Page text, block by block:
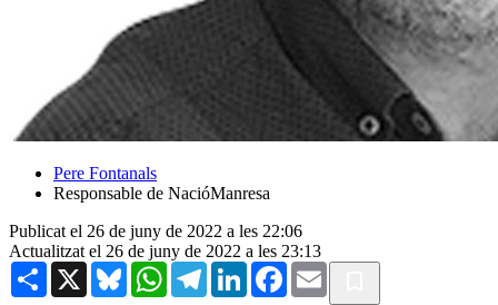
Pere Fontanals
Responsable de NacióManresa
Publicat el 26 de juny de 2022 a les 22:06
Actualitzat el 26 de juny de 2022 a les 23:13
Share X BlueskyWhatsAppTelegramLinkedInFacebook
Email